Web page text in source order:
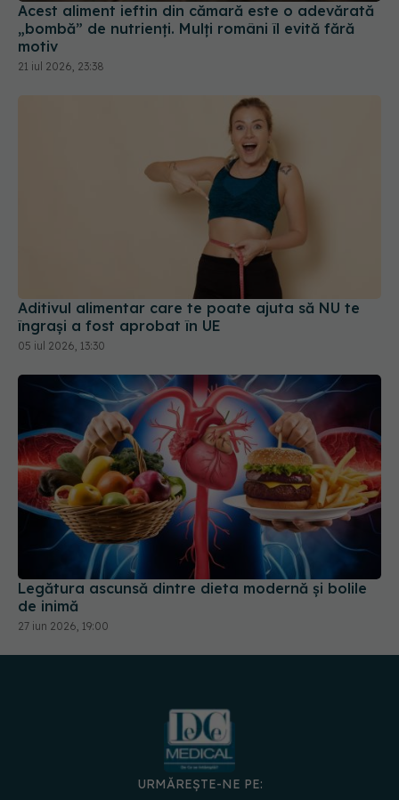
Acest aliment ieftin din cămară este o adevărată
„bombă” de nutrienți. Mulți români îl evită fără
motiv
21 iul 2026, 23:38
Aditivul alimentar care te poate ajuta să NU te
îngrași a fost aprobat în UE
05 iul 2026, 13:30
Legătura ascunsă dintre dieta modernă și bolile
de inimă
27 iun 2026, 19:00
URMĂREȘTE-NE PE: